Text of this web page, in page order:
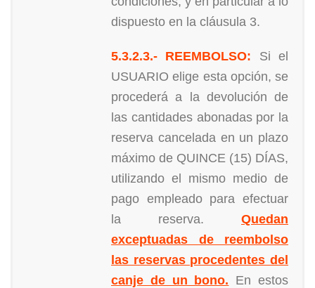
dispuesto en la cláusula 3.
5.3.2.3.- REEMBOLSO: Si el
USUARIO elige esta opción, se
procederá a la devolución de
las cantidades abonadas por la
reserva cancelada en un plazo
máximo de QUINCE (15) DÍAS,
utilizando el mismo medio de
pago empleado para efectuar
la reserva. Quedan
exceptuadas de reembolso
las reservas procedentes del
canje de un bono. En estos